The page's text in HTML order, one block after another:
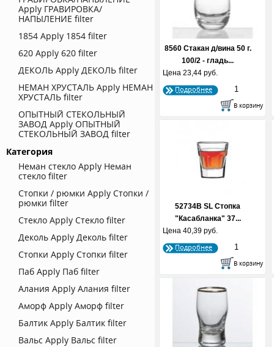
Apply ГРАВИРОВКА/
НАПЫЛЕНИЕ filter
1854 Apply 1854 filter
620 Apply 620 filter
ДЕКОЛЬ Apply ДЕКОЛЬ filter
НЕМАН ХРУСТАЛЬ Apply НЕМАН
ХРУСТАЛЬ filter
ОПЫТНЫЙ СТЕКОЛЬНЫЙ
ЗАВОД Apply ОПЫТНЫЙ
СТЕКОЛЬНЫЙ ЗАВОД filter
Категория
Неман стекло Apply Неман
стекло filter
Стопки / рюмки Apply Стопки /
рюмки filter
Стекло Apply Стекло filter
Деколь Apply Деколь filter
Стопки Apply Стопки filter
Паб Apply Паб filter
Алания Apply Алания filter
Аморф Apply Аморф filter
Балтик Apply Балтик filter
Вальс Apply Вальс filter
8560 Стакан д/вина 50 г.
100/2 - гладь...
Цена 23,44 руб.
Подробнее
52734В SL Стопка
"Касабланка" 37...
Цена 40,39 руб.
Подробнее